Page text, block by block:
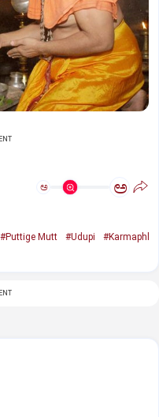
ಅ ಅ
#Puttige Mutt #Udupi
#Karmaphl